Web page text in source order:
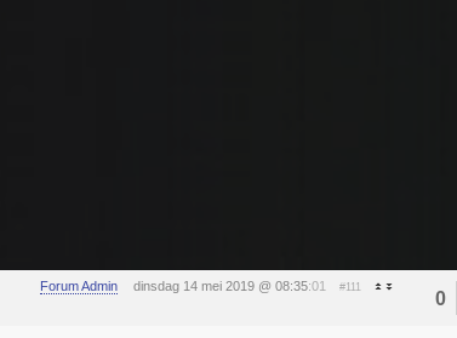
Forum Admin dinsdag 14 mei 2019 @ 08:35:01 #111